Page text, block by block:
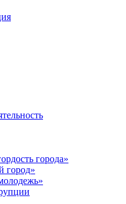
города»
город»